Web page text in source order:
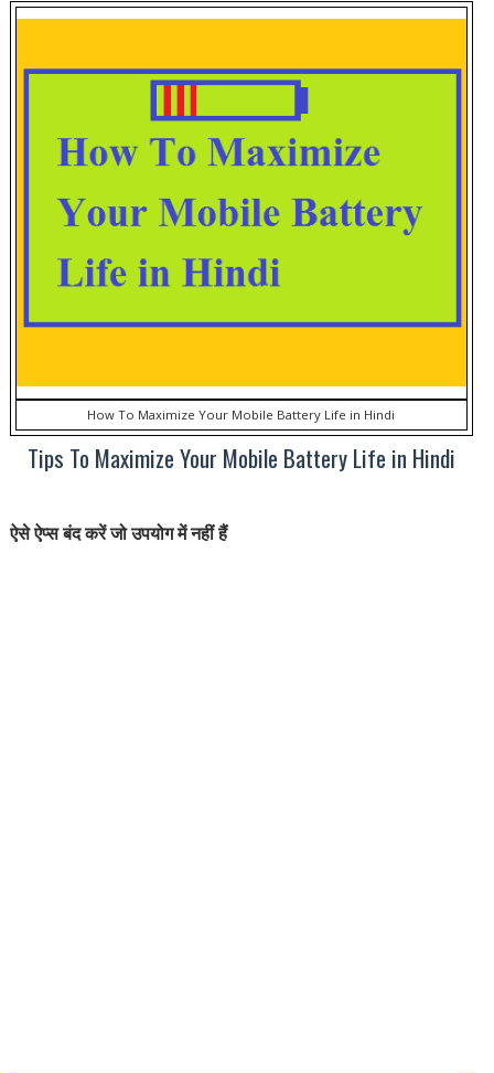
How To Maximize Your Mobile Battery Life in Hindi
Tips To Maximize Your Mobile Battery Life in Hindi
ऐसे ऐप्स बंद करें जो उपयोग में नहीं हैं